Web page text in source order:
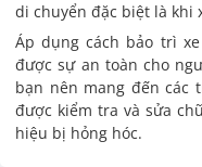
di chuyển đặc biệt là khi
Áp dụng cách bảo trì
được sự an toàn cho
bạn nên mang đến các
được kiểm tra và sửa
hiệu bị hỏng hóc.